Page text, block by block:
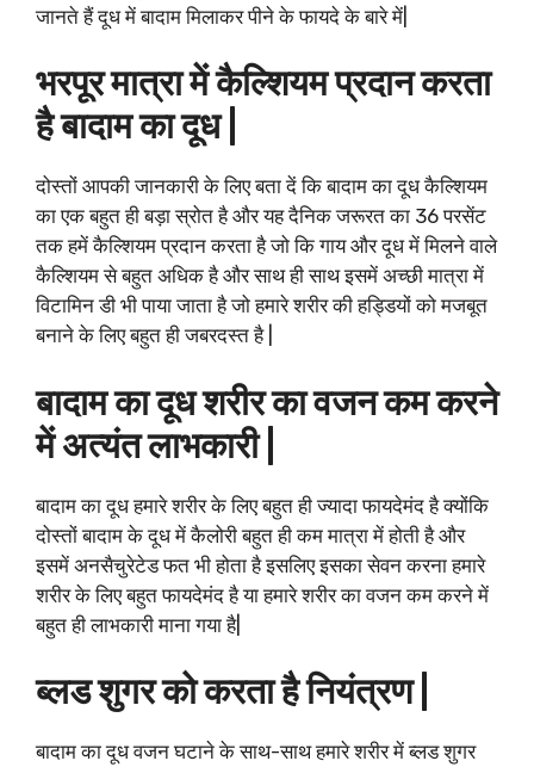
जानते हैं दूध में बादाम मिलाकर पीने के फायदे के बारे में|
भरपूर मात्रा में कैल्शियम प्रदान करता
है बादाम का दूध |
दोस्तों आपकी जानकारी के लिए बता दें कि बादाम का दूध कैल्शियम
का एक बहुत ही बड़ा स्रोत है और यह दैनिक जरूरत का 36 परसेंट
तक हमें कैल्शियम प्रदान करता है जो कि गाय और दूध में मिलने वाले
कैल्शियम से बहुत अधिक है और साथ ही साथ इसमें अच्छी मात्रा में
विटामिन डी भी पाया जाता है जो हमारे शरीर की हड्डियों को मजबूत
बनाने के लिए बहुत ही जबरदस्त है |
बादाम का दूध शरीर का वजन कम करने
में अत्यंत लाभकारी |
बादाम का दूध हमारे शरीर के लिए बहुत ही ज्यादा फायदेमंद है क्योंकि
दोस्तों बादाम के दूध में कैलोरी बहुत ही कम मात्रा में होती है और
इसमें अनसैचुरेटेड फत भी होता है इसलिए इसका सेवन करना हमारे
शरीर के लिए बहुत फायदेमंद है या हमारे शरीर का वजन कम करने में
बहुत ही लाभकारी माना गया है|
ब्लड शुगर को करता है नियंत्रण |
बादाम का दूध वजन घटाने के साथ-साथ हमारे शरीर में ब्लड शुगर